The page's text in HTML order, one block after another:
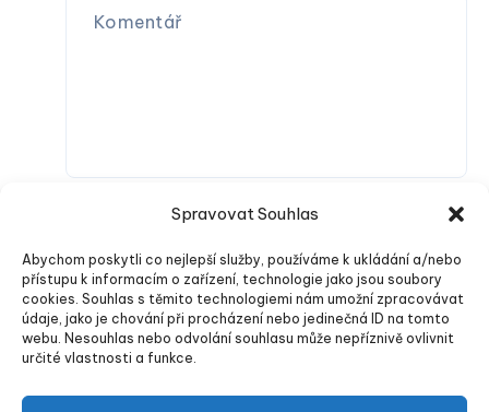
Spravovat Souhlas
Abychom poskytli co nejlepší služby, používáme k ukládání a/nebo
přístupu k informacím o zařízení, technologie jako jsou soubory
cookies. Souhlas s těmito technologiemi nám umožní zpracovávat
údaje, jako je chování při procházení nebo jedinečná ID na tomto
webu. Nesouhlas nebo odvolání souhlasu může nepříznivě ovlivnit
určité vlastnosti a funkce.
Odeslat komentář